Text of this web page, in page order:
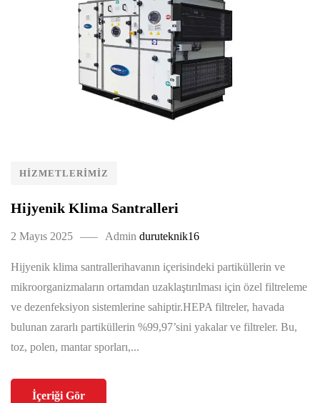
HIZMETLERIMIZ
Hijyenik Klima Santralleri
2 Mayıs 2025 Admin duruteknik16
Hijyenik klima santrallerihavanın içerisindeki partiküllerin ve
mikroorganizmaların ortamdan uzaklaştırılması için özel filtreleme
ve dezenfeksiyon sistemlerine sahiptir.HEPA filtreler, havada
bulunan zararlı partiküllerin %99,97’sini yakalar ve filtreler. Bu,
toz, polen, mantar sporları,...
İçeriği Gör